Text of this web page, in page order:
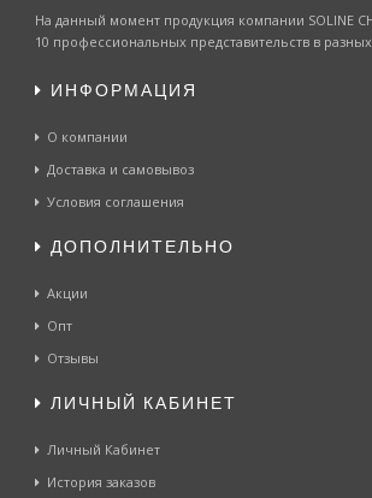
На данный момент продукция компании SOLINE
10 профессиональных представительств в
ИНФОРМАЦИЯ
О компании
Доставка и самовывоз
Условия соглашения
ДОПОЛНИТЕЛЬНО
Акции
Опт
Отзывы
ЛИЧНЫЙ КАБИНЕТ
Личный Кабинет
История заказов